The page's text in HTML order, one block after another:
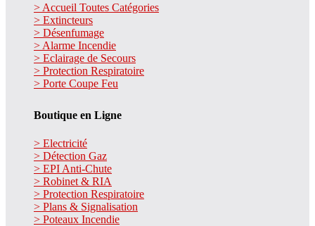
> Accueil Toutes Catégories
> Extincteurs
> Désenfumage
> Alarme Incendie
> Eclairage de Secours
> Protection Respiratoire
> Porte Coupe Feu
Boutique en Ligne
> Electricité
> Détection Gaz
> EPI Anti-Chute
> Robinet & RIA
> Protection Respiratoire
> Plans & Signalisation
> Poteaux Incendie